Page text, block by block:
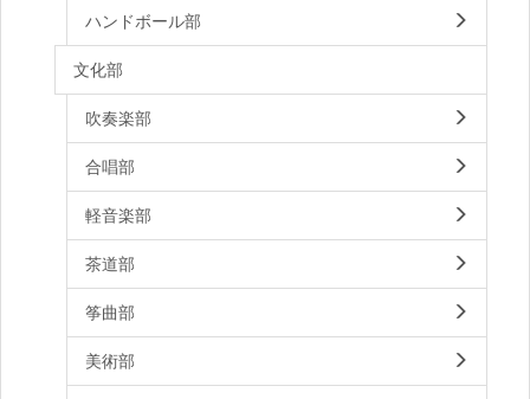
ハンドボール部
文化部
吹奏楽部
合唱部
軽音楽部
茶道部
筝曲部
美術部